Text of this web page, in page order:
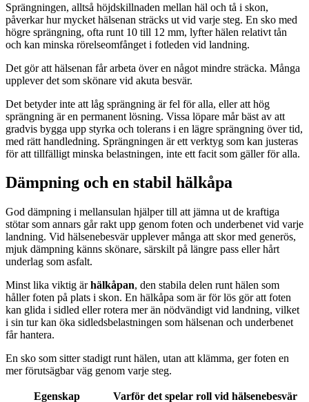
Sprängningen, alltså höjdskillnaden mellan häl och tå i skon,
påverkar hur mycket hälsenan sträcks ut vid varje steg. En sko med
högre sprängning, ofta runt 10 till 12 mm, lyfter hälen relativt tån
och kan minska rörelseomfånget i fotleden vid landning.
Det gör att hälsenan får arbeta över en något mindre sträcka. Många
upplever det som skönare vid akuta besvär.
Det betyder inte att låg sprängning är fel för alla, eller att hög
sprängning är en permanent lösning. Vissa löpare mår bäst av att
gradvis bygga upp styrka och tolerans i en lägre sprängning över tid,
med rätt handledning. Sprängningen är ett verktyg som kan justeras
för att tillfälligt minska belastningen, inte ett facit som gäller för alla.
Dämpning och en stabil hälkåpa
God dämpning i mellansulan hjälper till att jämna ut de kraftiga
stötar som annars går rakt upp genom foten och underbenet vid varje
landning. Vid hälsenebesvär upplever många att skor med generös,
mjuk dämpning känns skönare, särskilt på längre pass eller hårt
underlag som asfalt.
Minst lika viktig ärhälkåpan, den stabila delen runt hälen som
håller foten på plats i skon. En hälkåpa som är för lös gör att foten
kan glida i sidled eller rotera mer än nödvändigt vid landning, vilket
i sin tur kan öka sidledsbelastningen som hälsenan och underbenet
får hantera.
En sko som sitter stadigt runt hälen, utan att klämma, ger foten en
mer förutsägbar väg genom varje steg.
Egenskap Varför det spelar roll vid hälsenebesvär